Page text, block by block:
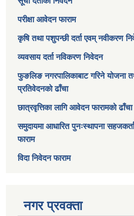
परीक्षा आवेदन फाराम
कृषि तथा पशुपन्छी दर्ता एवम् नवीकरण
व्यवसाय दर्ता नविकरण निवेदन
फुङलिङ नगरपालिकाबाट गरिने योजना
प्रतिवेदनको ढाँचा
छात्रवृत्तिका लागि आवेदन फारामको ढाँचा
समुदायमा आधारित पुनःस्थापना
फाराम
विदा निवेदन फाराम
नगर प्रवक्ता